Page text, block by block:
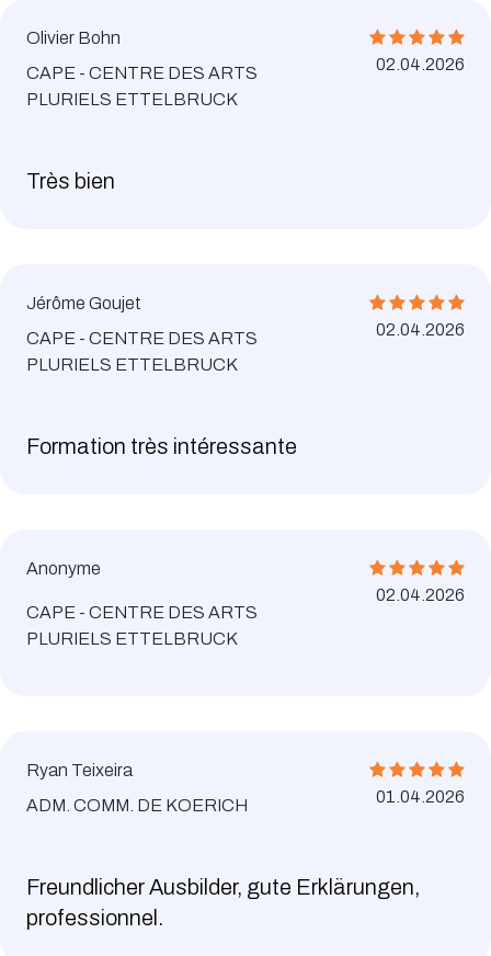
Olivier Bohn
CAPE - CENTRE DES ARTS
PLURIELS ETTELBRUCK
02.04.2026
Très bien
Jérôme Goujet
CAPE - CENTRE DES ARTS
PLURIELS ETTELBRUCK
02.04.2026
Formation très intéressante
Anonyme
CAPE - CENTRE DES ARTS
PLURIELS ETTELBRUCK
02.04.2026
Ryan Teixeira
ADM. COMM. DE KOERICH
01.04.2026
Freundlicher Ausbilder, gute Erklärungen,
professionnel.